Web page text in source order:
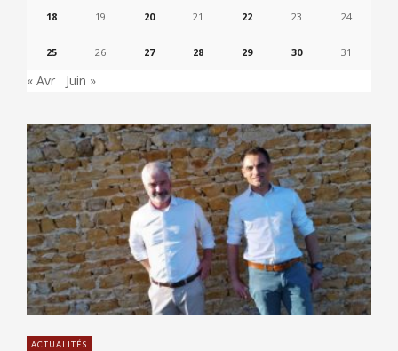
18 19 20 21 22 23 24
25 26 27 28 29 30 31
« Avr Juin »
ACTUALITÉS